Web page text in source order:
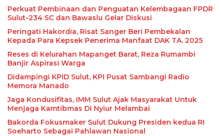
Perkuat Pembinaan dan Penguatan Kelembagaan FPDR
Sulut-234 SC dan Bawaslu Gelar Diskusi
Peringati Hakordia, Risat Sanger Beri Pembekalan
Kepada Para Kepsek Penerima Manfaat DAK TA. 2025
Reses di Kelurahan Mapanget Barat, Reza Rumambi
Banjir Aspirasi Warga
Didampingi KPID Sulut, KPI Pusat Sambangi Radio
Memora Manado
Jaga Kondusifitas, IMM Sulut Ajak Masyarakat Untuk
Menjaga Kamtibmas Di Nyiur Melambai
Bakorda Fokusmaker Sulut Dukung Presiden kedua RI
Soeharto Sebagai Pahlawan Nasional